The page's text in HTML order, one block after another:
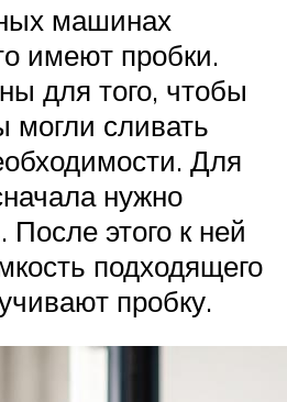
машинах
имеют пробки.
для того, чтобы
могли сливать
Для
нужно
После этого к ней
подходящего
пробку.